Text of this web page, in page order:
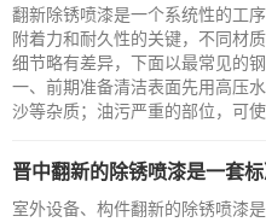
翻新除锈喷漆是一个系统性的工
附着力和耐久性的关键，不同材
细节略有差异，下面以最常见的
一、前期准备清洁表面先用高压
沙等杂质；油污严重的部位，可
晋中翻新的除锈喷漆是一套
室外设备、构件翻新的除锈喷漆